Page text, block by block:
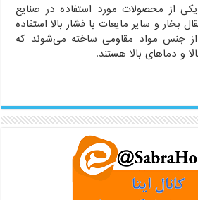
از محصولات مورد استفاده در صنایع
بخار و سایر مایعات با فشار بالا استفاده
جنس مواد مقاومی ساخته می‌شوند که
و دماهای بالا هستند.